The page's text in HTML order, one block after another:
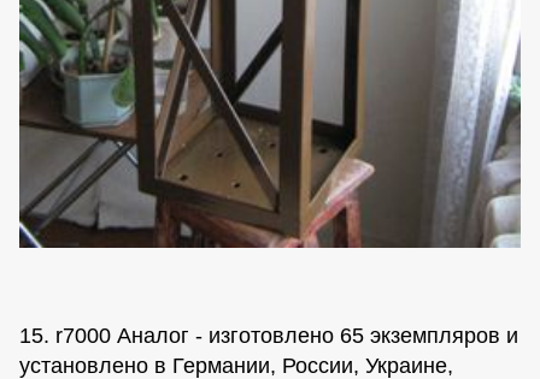
15. r7000 Аналог - изготовлено 65 экземпляров и
установлено в Германии, России, Украине,